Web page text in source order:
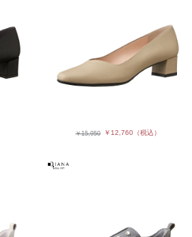
￥15,950 ￥12,760 （税込）